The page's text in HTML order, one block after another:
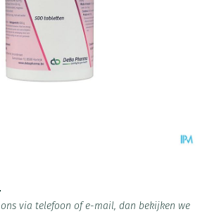
via telefoon of e-mail, dan bekijken we